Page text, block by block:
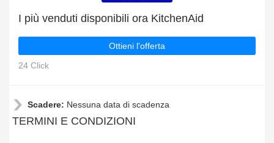
I più venduti disponibili ora KitchenAid
Ottieni l'offerta
24 Click
Scadere: Nessuna data di scadenza
TERMINI E CONDIZIONI